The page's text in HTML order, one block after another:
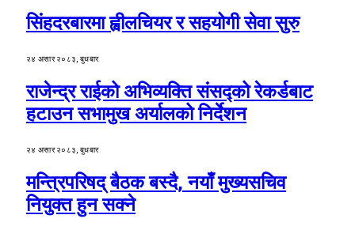
सिंहदरबारमा ह्वीलचियर र सहयोगी सेवा सुरु
२४ असार २०८३, बुधबार
राजेन्द्र राईको अभिव्यक्ति संसद्को रेकर्डबाट
हटाउन सभामुख अर्यालको निर्देशन
२४ असार २०८३, बुधबार
मन्त्रिपरिषद् बैठक बस्दै, नयाँ मुख्यसचिव
नियुक्त हुन सक्ने